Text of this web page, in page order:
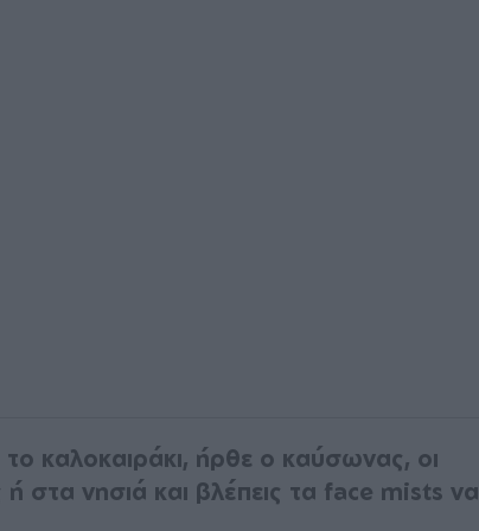
καλοκαιράκι, ήρθε ο καύσωνας, οι
ή στα νησιά και βλέπεις τα face mists να